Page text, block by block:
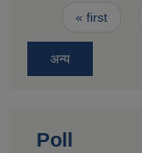
Pages
« first
अन्य
Poll